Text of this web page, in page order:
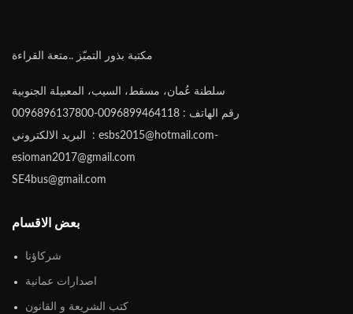
مكتبة بذور التميّز ..متعة القراءة
سلطنة عُمان، مسقط، السيب، المعبيلة الجنوبية
رقم الهاتف : 0096899464118-0096896137800
البريد الالكتروني : esbs2015@hotmail.com-
esioman2017@gmail.com
SE4bus@gmail.com
بعض الاقسام
شركاؤنا
اصدارات عمانية
كتب الشريعة و القانون